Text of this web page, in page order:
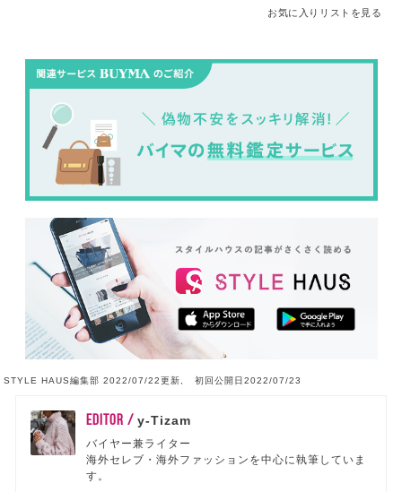
お気に入りリストを見る
STYLE HAUS編集部 2022/07/22更新, 初回公開日2022/07/23
EDITOR /y-Tizam
バイヤー兼ライター
海外セレブ・海外ファッションを中心に執筆していま
す。